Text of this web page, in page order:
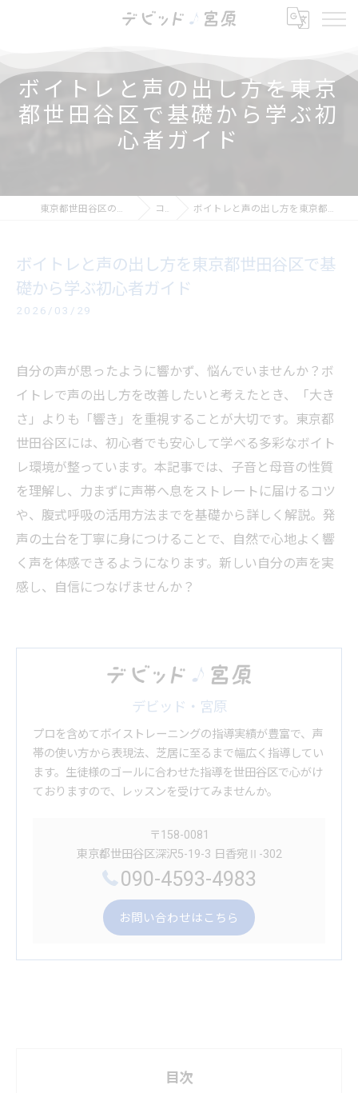
ボイトレと声の出し方を東京
都世田谷区で基礎から学ぶ初
心者ガイド
東京都世田谷区の芝居ならデビッド・宮原 コラム ボイトレと声の出し方を東京都世田谷区で基礎から学ぶ初心者ガイド
ボイトレと声の出し方を東京都世田谷区で基
礎から学ぶ初心者ガイド
2026/03/29
自分の声が思ったように響かず、悩んでいませんか？ボ
イトレで声の出し方を改善したいと考えたとき、「大き
さ」よりも「響き」を重視することが大切です。東京都
世田谷区には、初心者でも安心して学べる多彩なボイト
レ環境が整っています。本記事では、子音と母音の性質
を理解し、力まずに声帯へ息をストレートに届けるコツ
や、腹式呼吸の活用方法までを基礎から詳しく解説。発
声の土台を丁寧に身につけることで、自然で心地よく響
く声を体感できるようになります。新しい自分の声を実
感し、自信につなげませんか？
デビッド・宮原
プロを含めてボイストレーニングの指導実績が豊富で、声
帯の使い方から表現法、芝居に至るまで幅広く指導してい
ます。生徒様のゴールに合わせた指導を世田谷区で心がけ
ておりますので、レッスンを受けてみませんか。
〒158-0081
東京都世田谷区深沢5-19-3 日香宛Ⅱ-302
090-4593-4983
お問い合わせはこちら
目次